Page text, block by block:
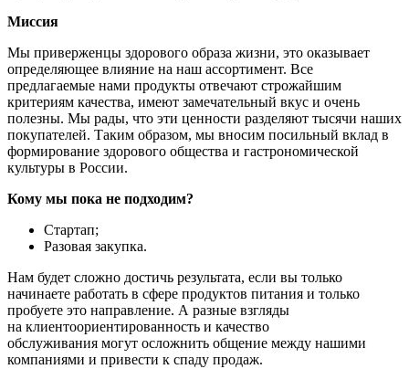
Миссия
Мы приверженцы здорового образа жизни, это оказывает
определяющее влияние на наш ассортимент. Все
предлагаемые нами продукты отвечают строжайшим
критериям качества, имеют замечательный вкус и очень
полезны. Мы рады, что эти ценности разделяют тысячи наших
покупателей. Таким образом, мы вносим посильный вклад в
формирование здорового общества и гастрономической
культуры в России.
Кому мы пока не подходим?
Стартап;
Разовая закупка.
Нам будет сложно достичь результата, если вы только
начинаете работать в сфере продуктов питания и только
пробуете это направление. А разные взгляды
на клиентоориентированность и качество
обслуживания могут осложнить общение между нашими
компаниями и привести к спаду продаж.